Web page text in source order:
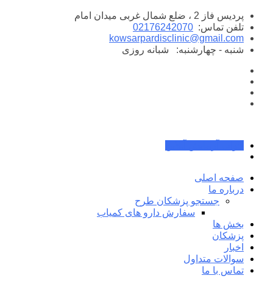
پرش
محتوا
پردیس فاز 2 ، ضلع شمال غربی میدان امام
تلفن تماس: 02176242070
kowsarpardisclinic@gmail.com
شنبه - چهارشنبه:
شبانه روزی
صفحه اصلی
درباره ما
جستجو پزشکان طرح
سفارش دارو های کمیاب
بخش ها
پزشکان
اخبار
سوالات متداول
تماس با ما